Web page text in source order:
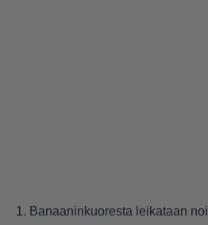
1. Banaaninkuoresta leikataan